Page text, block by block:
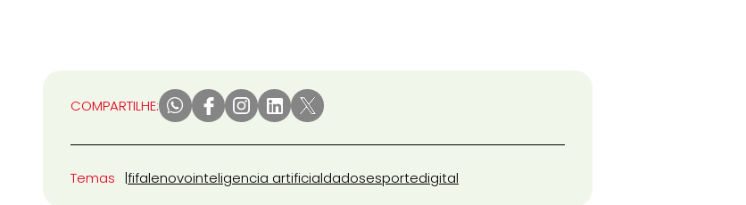
COMPARTILHE:
Temas fifalenovointeligencia artificialdadosesportedigital